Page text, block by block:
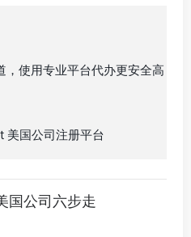
，使用专业平台代办更安全高
国公司注册平台
国公司六步走